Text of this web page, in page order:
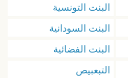
البنت التونسية
البنت السودانية
البنت الفضائية
التبعبيص